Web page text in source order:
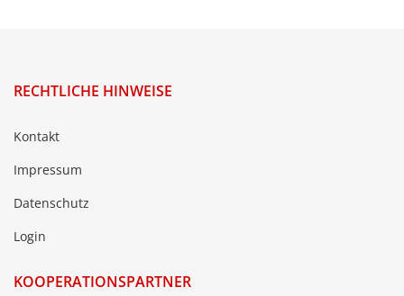
RECHTLICHE HINWEISE
Kontakt
Impressum
Datenschutz
Login
KOOPERATIONSPARTNER